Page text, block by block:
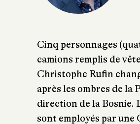
Cinq personnages
camions remplis de
Christophe Rufin
après les ombres de la
direction de la Bosnie.
sont employés par une